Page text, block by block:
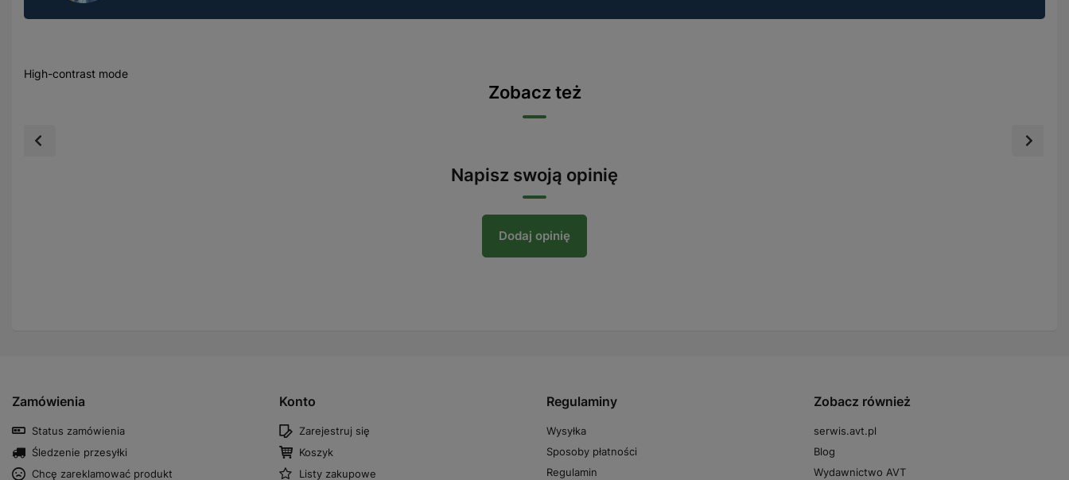
High-contrast mode
Zobacz też
Napisz swoją opinię
Dodaj opinię
Zamówienia
Status zamówienia
Śledzenie przesyłki
Chcę zareklamować produkt
Konto
Zarejestruj się
Koszyk
Listy zakupowe
Regulaminy
Wysyłka
Sposoby płatności
Regulamin
Zobacz również
serwis.avt.pl
Blog
Wydawnictwo AVT